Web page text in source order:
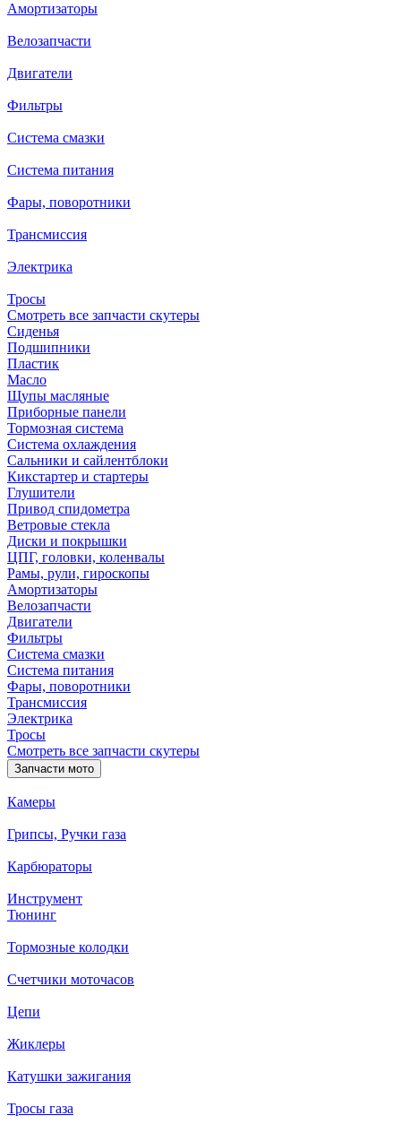
Амортизаторы
Велозапчасти
Двигатели
Фильтры
Система смазки
Система питания
Фары, поворотники
Трансмиссия
Электрика
Тросы
Смотреть все запчасти скутеры
Сиденья
Подшипники
Пластик
Масло
Щупы масляные
Приборные панели
Тормозная система
Система охлаждения
Сальники и сайлентблоки
Кикстартер и стартеры
Глушители
Привод спидометра
Ветровые стекла
Диски и покрышки
ЦПГ, головки, коленвалы
Рамы, рули, гироскопы
Амортизаторы
Велозапчасти
Двигатели
Фильтры
Система смазки
Система питания
Фары, поворотники
Трансмиссия
Электрика
Тросы
Смотреть все запчасти скутеры
Запчасти мото
Камеры
Грипсы, Ручки газа
Карбюраторы
Инструмент
Тюнинг
Тормозные колодки
Счетчики моточасов
Цепи
Жиклеры
Катушки зажигания
Тросы газа